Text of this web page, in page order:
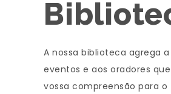
A nossa biblioteca agrega
eventos e aos oradores
vossa compreensão para